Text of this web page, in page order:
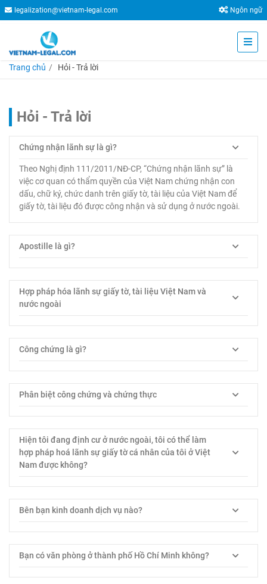
legalization@vietnam-legal.com Ngôn ngữ
Trang chủ Hỏi - Trả lời
Hỏi - Trả lời
Chứng nhận lãnh sự là gì?
Theo Nghị định 111/2011/NĐ-CP, “Chứng nhận lãnh sự” là
việc cơ quan có thẩm quyền của Việt Nam chứng nhận con
dấu, chữ ký, chức danh trên giấy tờ, tài liệu của Việt Nam để
giấy tờ, tài liệu đó được công nhận và sử dụng ở nước ngoài.
Apostille là gì?
Hợp pháp hóa lãnh sự giấy tờ, tài liệu Việt Nam và
nước ngoài
Công chứng là gì?
Phân biệt công chứng và chứng thực
Hiện tôi đang định cư ở nước ngoài, tôi có thể làm
hợp pháp hoá lãnh sự giấy tờ cá nhân của tôi ở Việt
Nam được không?
Bên bạn kinh doanh dịch vụ nào?
Bạn có văn phòng ở thành phố Hồ Chí Minh không?